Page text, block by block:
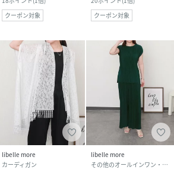
クーポン対象
クーポン対象
libelle more
カーディガン
libelle more
その他のオールインワン・オーバーオール